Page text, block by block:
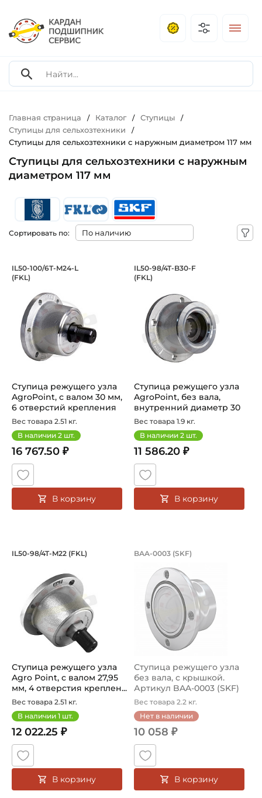
Главная страница / Каталог / Ступицы /
Ступицы для сельхозтехники /
Ступицы для сельхозтехники с наружным диаметром 117 мм
Ступицы для сельхозтехники с наружным
диаметром 117 мм
Сортировать по:
Ступица режущего узла AgroPoint, с
Ступица IL50-100/6T-M24-L FKL режущего узла
IL50-100/6T-M24-L
(FKL)
Ступица режущего узла
AgroPoint, с валом 30 мм,
6 отверстий крепления
д...
Вес товара 2.51 кг.
В наличии 2 шт.
16 767.50 ₽
В корзину
Ступица режущего
IL50-98/4T-B30-F FKL -
IL50-98/4T-B30-F
(FKL)
Ступица режущего узла
AgroPoint, без вала,
внутренний диаметр 30
мм, 4 ...
Вес товара 1.9 кг.
В наличии 2 шт.
11 586.20 ₽
В корзину
Ступица режущего узла Agro Point, с
IL50-98/4T-M22 (FKL)
Ступица режущего узла
Agro Point, с валом 27,95
мм, 4 отверстия креплен...
Вес товара 2.51 кг.
В наличии 1 шт.
12 022.25 ₽
В корзину
Ступица режущего
BAA-0003 (SKF)
Ступица режущего узла
без вала, с крышкой.
Артикул BAA-0003 (SKF)
Вес товара 2.2 кг.
Нет в наличии
10 058 ₽
В корзину